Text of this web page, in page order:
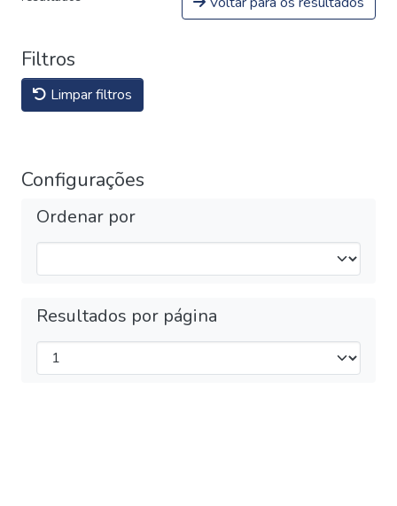
Filtros
Limpar filtros
Configurações
Ordenar por
Resultados por página